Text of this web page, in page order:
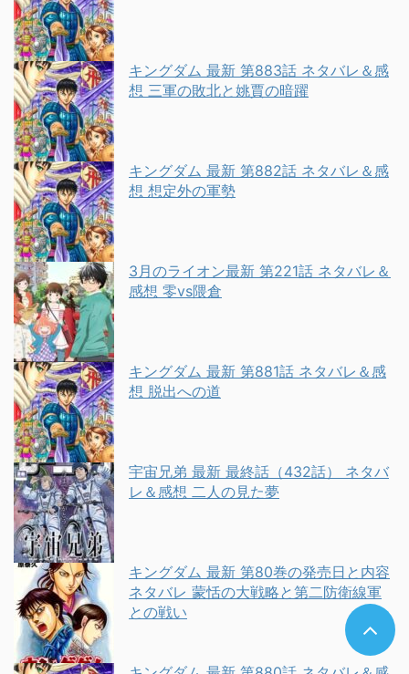
キングダム 最新 第883話 ネタバレ＆感
想 三軍の敗北と姚賈の暗躍
キングダム 最新 第882話 ネタバレ＆感
想 想定外の軍勢
3月のライオン最新 第221話 ネタバレ＆
感想 零vs隈倉
キングダム 最新 第881話 ネタバレ＆感
想 脱出への道
宇宙兄弟 最新 最終話（432話） ネタバ
レ＆感想 二人の見た夢
キングダム 最新 第80巻の発売日と内容
ネタバレ 蒙恬の大戦略と第二防衛線軍
との戦い